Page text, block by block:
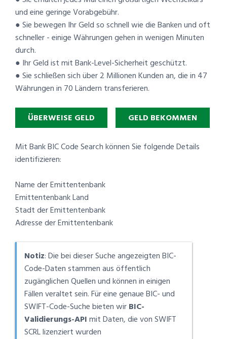
und eine geringe Vorabgebühr.
● Sie bewegen Ihr Geld so schnell wie die Banken und oft
schneller - einige Währungen gehen in wenigen Minuten
durch.
● Ihr Geld ist mit Bank-Level-Sicherheit geschützt.
● Sie schließen sich über 2 Millionen Kunden an, die in 47
Währungen in 70 Ländern transferieren.
ÜBERWEISE GELD GELD BEKOMMEN
Mit Bank BIC Code Search können Sie folgende Details
identifizieren:
Name der Emittentenbank
Emittentenbank Land
Stadt der Emittentenbank
Adresse der Emittentenbank
Notiz: Die bei dieser Suche angezeigten BIC-
Code-Daten stammen aus öffentlich
zugänglichen Quellen und können in einigen
Fällen veraltet sein. Für eine genaue BIC- und
SWIFT-Code-Suche bieten wirBIC-
Validierungs-APImit Daten, die von SWIFT
SCRL lizenziert wurden